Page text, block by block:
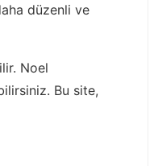
düzenli ve
Noel
Bu site,